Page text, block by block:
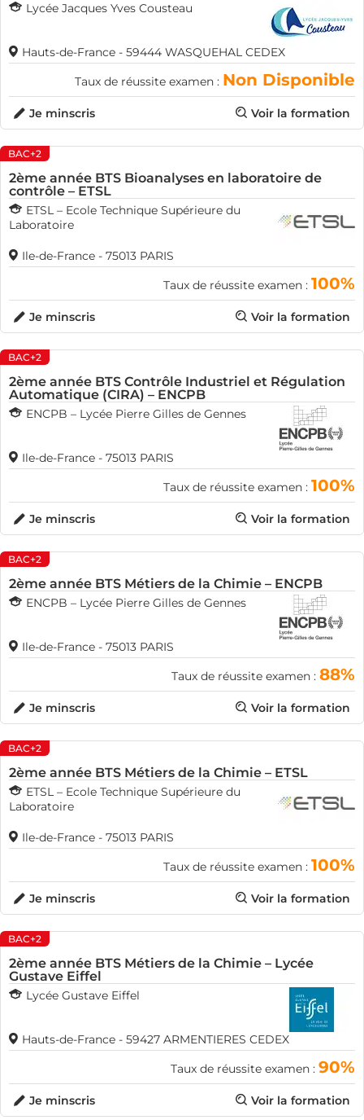
Lycée Jacques Yves Cousteau
Hauts-de-France - 59444 WASQUEHAL CEDEX
Taux de réussite examen : Non Disponible
Voir la formation
Je minscris
BAC+2
2ème année BTS Bioanalyses en laboratoire de
contrôle – ETSL
ETSL – Ecole Technique Supérieure du
Laboratoire
Ile-de-France - 75013 PARIS
Taux de réussite examen : 100%
Voir la formation
Je minscris
BAC+2
2ème année BTS Contrôle Industriel et Régulation
Automatique (CIRA) – ENCPB
ENCPB – Lycée Pierre Gilles de Gennes
Ile-de-France - 75013 PARIS
Taux de réussite examen : 100%
Voir la formation
Je minscris
BAC+2
2ème année BTS Métiers de la Chimie – ENCPB
ENCPB – Lycée Pierre Gilles de Gennes
Ile-de-France - 75013 PARIS
Taux de réussite examen : 88%
Voir la formation
Je minscris
BAC+2
2ème année BTS Métiers de la Chimie – ETSL
ETSL – Ecole Technique Supérieure du
Laboratoire
Ile-de-France - 75013 PARIS
Taux de réussite examen : 100%
Voir la formation
Je minscris
BAC+2
2ème année BTS Métiers de la Chimie – Lycée
Gustave Eiffel
Lycée Gustave Eiffel
Hauts-de-France - 59427 ARMENTIERES CEDEX
Taux de réussite examen : 90%
Voir la formation
Je minscris